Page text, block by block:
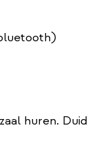
huren. Duid